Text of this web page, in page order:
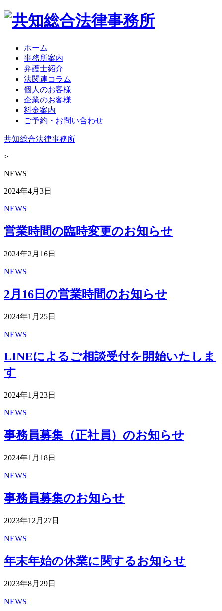
ホーム
事務所案内
弁護士紹介
法関連コラム
個人のお客様
企業のお客様
料金案内
ご予約・お問い合わせ
共知総合法律事務所
>
NEWS
2024年4月3日
NEWS
営業時間の臨時変更のお知らせ
2024年2月16日
NEWS
2月16日の営業時間のお知らせ
2024年1月25日
NEWS
LINEによるご相談受付を開始いたしま
す
2024年1月23日
NEWS
事務員募集（正社員）のお知らせ
2024年1月18日
NEWS
事務員募集のお知らせ
2023年12月27日
NEWS
年末年始の休業に関するお知らせ
2023年8月29日
NEWS